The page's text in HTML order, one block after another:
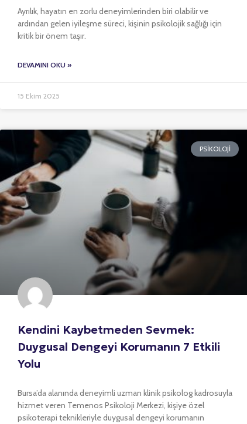
Ayrılık, hayatın en zorlu deneyimlerinden biri olabilir ve
ardından gelen iyileşme süreci, kişinin psikolojik sağlığı için
kritik bir önem taşır.
DEVAMINI OKU »
15 Ekim 2025
PSIKOLOJI
Kendini Kaybetmeden Sevmek:
Duygusal Dengeyi Korumanın 7 Etkili
Yolu
Bursa’da alanında deneyimli uzman klinik psikolog kadrosuyla
hizmet veren Temenos Psikoloji Merkezi, kişiye özel
psikoterapi teknikleriyle duygusal dengeyi korumanın